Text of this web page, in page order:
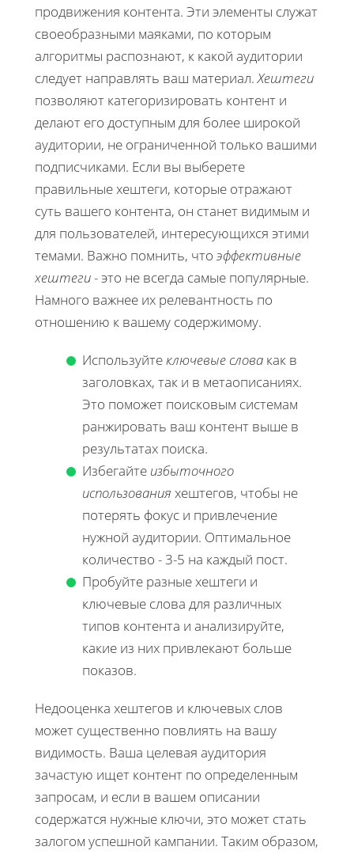
продвижения контента. Эти элементы служат
своеобразными маяками, по которым
алгоритмы распознают, к какой аудитории
следует направлять ваш материал.Хештеги
позволяют категоризировать контент и
делают его доступным для более широкой
аудитории, не ограниченной только вашими
подписчиками. Если вы выберете
правильные хештеги, которые отражают
суть вашего контента, он станет видимым и
для пользователей, интересующихся этими
темами. Важно помнить, что эффективные
хештеги- это не всегда самые популярные.
Намного важнее их релевантность по
отношению к вашему содержимому.
Используйтеключевые слова как в
заголовках, так и в метаописаниях.
Это поможет поисковым системам
ранжировать ваш контент выше в
результатах поиска.
Избегайте избыточного
использования хештегов, чтобы не
потерять фокус и привлечение
нужной аудитории. Оптимальное
количество - 3-5 на каждый пост.
Пробуйте разные хештеги и
ключевые слова для различных
типов контента и анализируйте,
какие из них привлекают больше
показов.
Недооценка хештегов и ключевых слов
может существенно повлиять на вашу
видимость. Ваша целевая аудитория
зачастую ищет контент по определенным
запросам, и если в вашем описании
содержатся нужные ключи, это может стать
залогом успешной кампании. Таким образом,